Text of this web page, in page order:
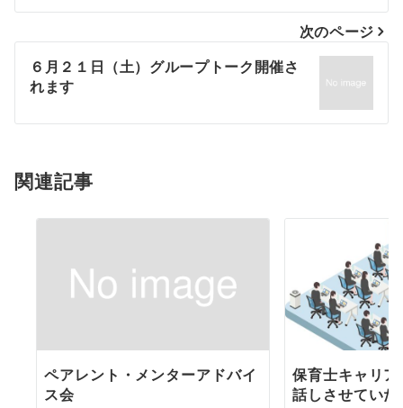
ナ
ビ
ゲ
ー
ョ
ン
次のページ
６月２１日（土）グループトーク開催さ
れます
関連記事
ペアレント・メンターアドバイ
ス会
保育士キャリ
話しさせてい